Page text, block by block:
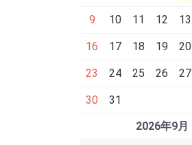
9 10 11 12 13
16 17 18 19 20
23 24 25 26 27
30
31
2026年9月